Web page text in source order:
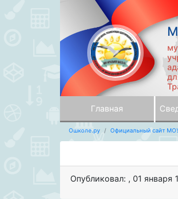
Главная
Ошколе.ру Официальный сайт
Опубликовал: , 01 января